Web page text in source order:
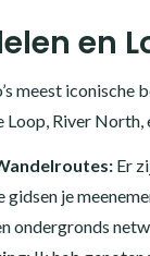
en
meest
Loop, River
Er
gidsen je
ondergronds